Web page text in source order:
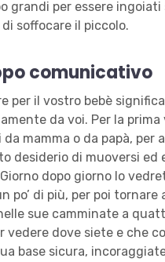
grandi per essere ingoiati
soffocare il piccolo.
comunicativo
per il vostro bebè significa
da voi. Per la prima
da mamma o da papà, per
desiderio di muoversi ed
dopo giorno lo
po’ di più, per poi tornare
sue camminate a
vedere dove siete e che
base sicura,